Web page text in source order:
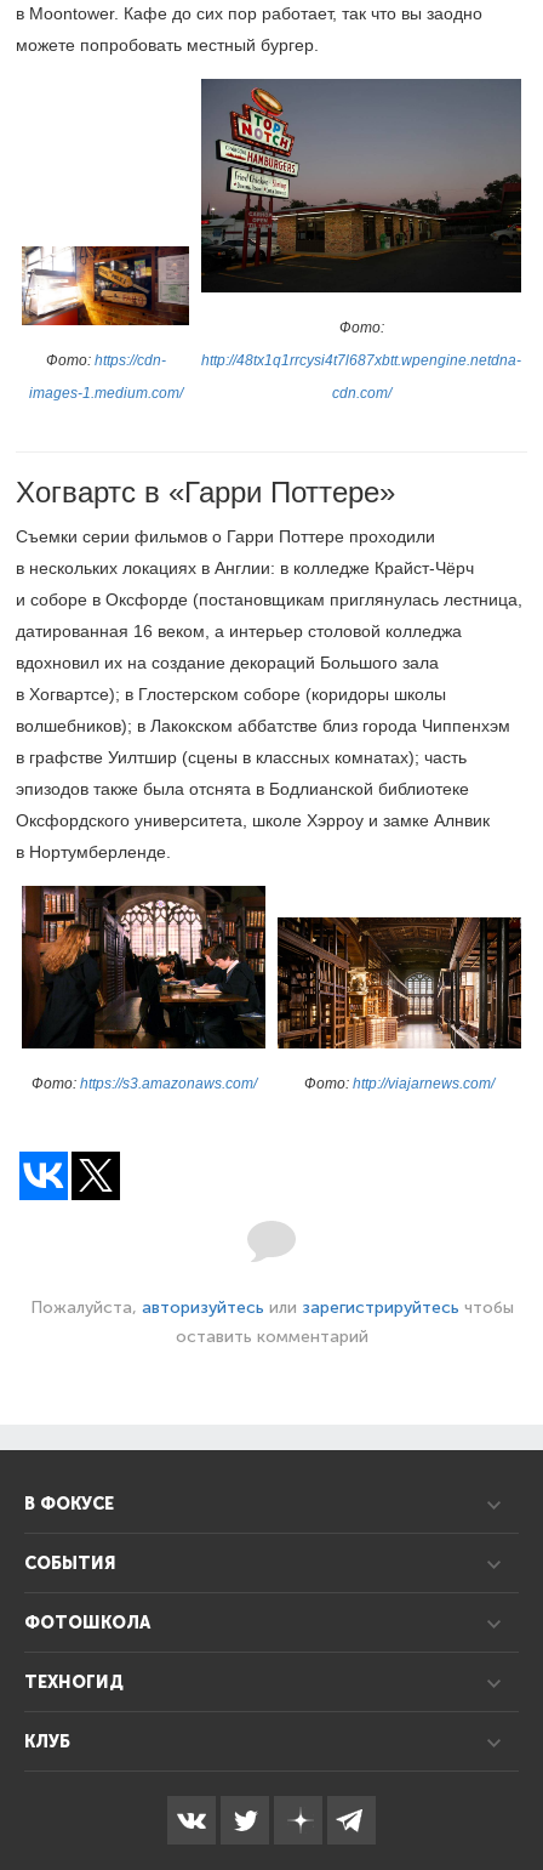
в Moontower. Кафе до сих пор работает, так что вы заодно
можете попробовать местный бургер.
Фото: https://cdn-
images-1.medium.com/
Фото:
http://48tx1q1rrcysi4t7l687xbtt.wpengine.netdna-
cdn.com/
Хогвартс в «Гарри Поттере»
Съемки серии фильмов о Гарри Поттере проходили
в нескольких локациях в Англии: в колледже Крайст-Чёрч
и соборе в Оксфорде (постановщикам приглянулась лестница,
датированная 16 веком, а интерьер столовой колледжа
вдохновил их на создание декораций Большого зала
в Хогвартсе); в Глостерском соборе (коридоры школы
волшебников); в Лакокском аббатстве близ города Чиппенхэм
в графстве Уилтшир (сцены в классных комнатах); часть
эпизодов также была отснята в Бодлианской библиотеке
Оксфордского университета, школе Хэрроу и замке Алнвик
в Нортумберленде.
Фото: https://s3.amazonaws.com/ Фото: http://viajarnews.com/
Пожалуйста, авторизуйтесь или зарегистрируйтесь чтобы
оставить комментарий
В ФОКУСЕ
СОБЫТИЯ
ФОТОШКОЛА
ТЕХНОГИД
КЛУБ